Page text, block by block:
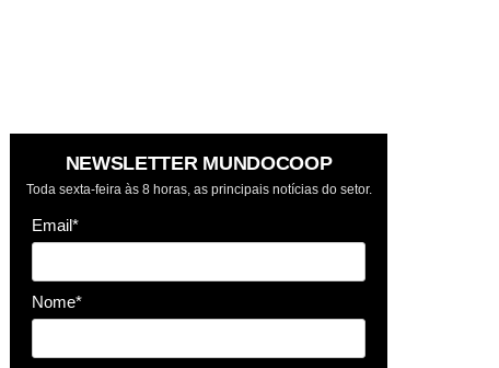
NEWSLETTER MUNDOCOOP
Toda sexta-feira às 8 horas, as principais notícias do setor.
Email*
Nome*